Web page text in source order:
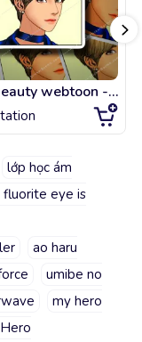
True Beauty webtoon - aesthetic BTS kpop idol !
lớp học ám
fluorite eye is
ao haru
umibe no
my hero